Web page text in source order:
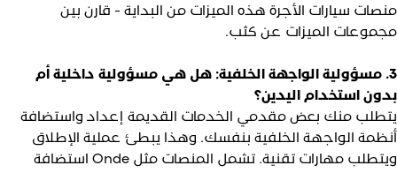
سيارات الأجرة هذه الميزات من البداية - قارن بين
الميزات عن كثب.
3. مسؤولية الواجهة الخلفية: هل هي مسؤولية داخلية أم
استخدام اليدين؟
منك بعض مقدمي الخدمات القديمة إعداد واستضافة
الواجهة الخلفية بنفسك. وهذا يبطئ عملية الإطلاق
ويتطلب مهارات تقنية. تشمل المنصات مثل Onde استضافة